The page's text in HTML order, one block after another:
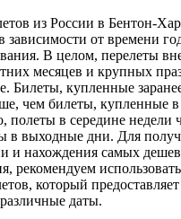
из России в Бентон-
зависимости от времени
В целом, перелеты
месяцев и крупных
Билеты, купленные
чем билеты, купленные
полеты в середине недели
в выходные дни. Для
и нахождения самых
рекомендуем
который
даты.